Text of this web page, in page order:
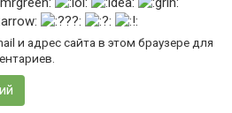
и адрес сайта в этом браузере для